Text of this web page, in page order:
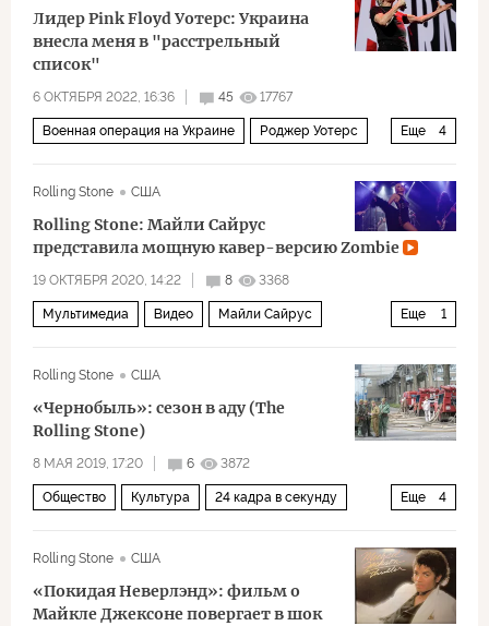
Военное дело
Лидер Pink Floyd Уотерс: Украина
внесла меня в "расстрельный
список"
6 ОКТЯБРЯ 2022, 16:36 45 17767
Еще 4
Военная операция на Украине Роджер Уотерс
Rolling Stone
США
Rolling Stone: Майли Сайрус
представила мощную кавер-версию Zombie
19 ОКТЯБРЯ 2020, 14:22 8 3368
Еще 1
Мультимедиа Видео Майли Сайрус
Rolling Stone
США
«Чернобыль»: сезон в аду (The
Rolling Stone)
8 МАЯ 2019, 17:20 6 3872
Еще 4
Общество Культура 24 кадра в секунду
Rolling Stone США
«Покидая Неверлэнд»: фильм о
Майкле Джексоне повергает в шок